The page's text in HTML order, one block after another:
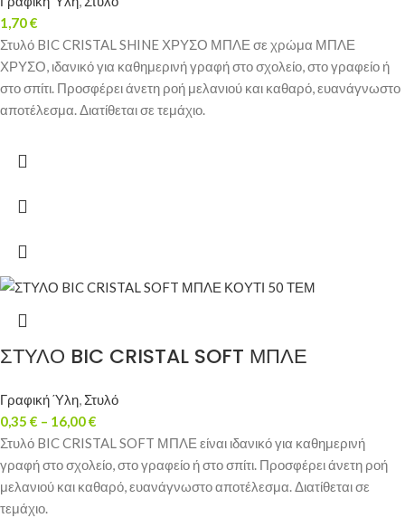
1,70€
Στυλό BIC CRISTAL SHINE ΧΡΥΣΟ ΜΠΛΕ σε χρώμα ΜΠΛΕ
ΧΡΥΣΟ, ιδανικό για καθημερινή γραφή στο σχολείο, στο γραφείο ή
στο σπίτι. Προσφέρει άνετη ροή μελανιού και καθαρό, ευανάγνωστο
αποτέλεσμα. Διατίθεται σε τεμάχιο.
ΣΤΥΛΟ BIC CRISTAL SOFT ΜΠΛΕ
Γραφική Ύλη, Στυλό
0,35 € – 16,00€
Στυλό BIC CRISTAL SOFT ΜΠΛΕ είναι ιδανικό για καθημερινή
γραφή στο σχολείο, στο γραφείο ή στο σπίτι. Προσφέρει άνετη ροή
μελανιού και καθαρό, ευανάγνωστο αποτέλεσμα. Διατίθεται σε
τεμάχιο.